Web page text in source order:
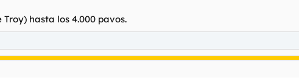
hasta los 4.000 pavos.